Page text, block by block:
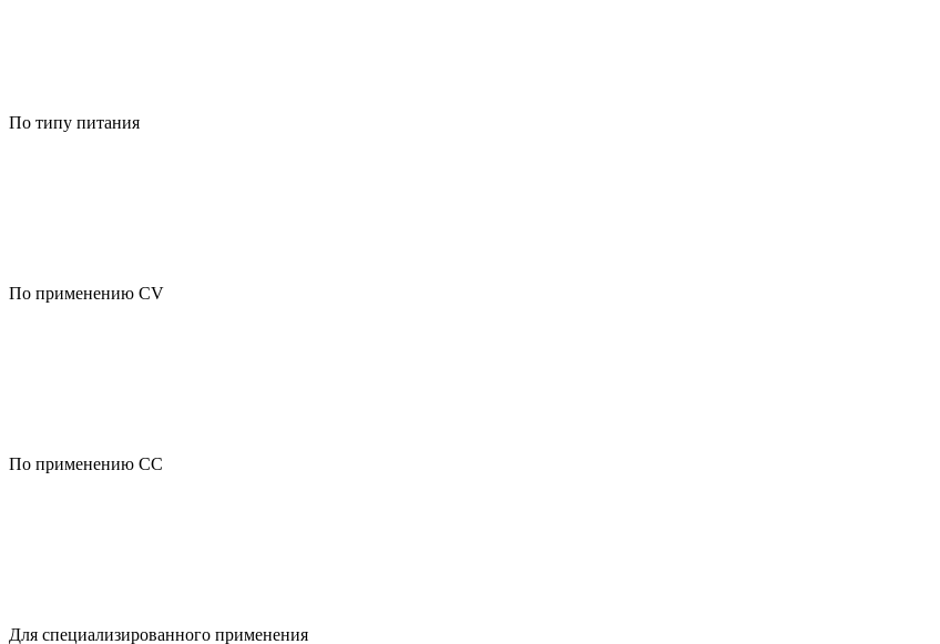
По типу питания
По применению CV
По применению CC
Для специализированного применения